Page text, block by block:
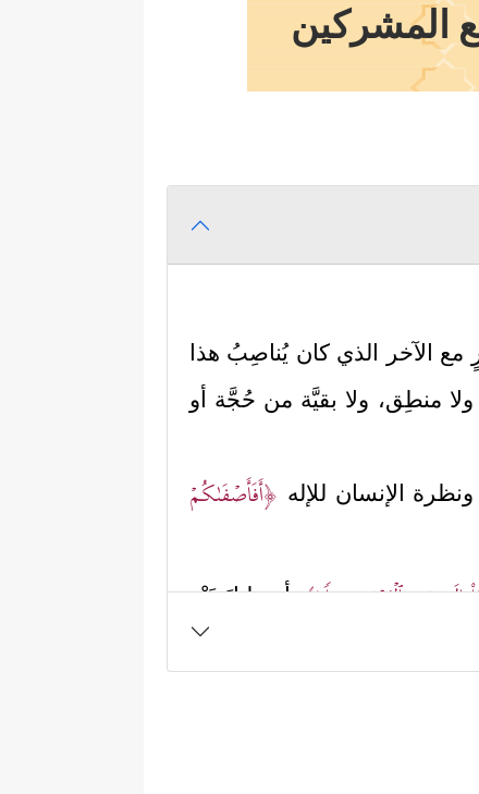
المشركين
مع الآخر الذي كان يُناصِبُ هذا
ولا منطِق، ولا بقيَّة من حُجَّة أو
الإنسان للإله ﴿أَفَأَصۡفَىٰكُمۡ
إِلَىٰ ذِی ٱلۡعَرۡشِ سَبِیلࣰا﴾أي: لنازَعَتْه
الله سبحانه، لكن الكون